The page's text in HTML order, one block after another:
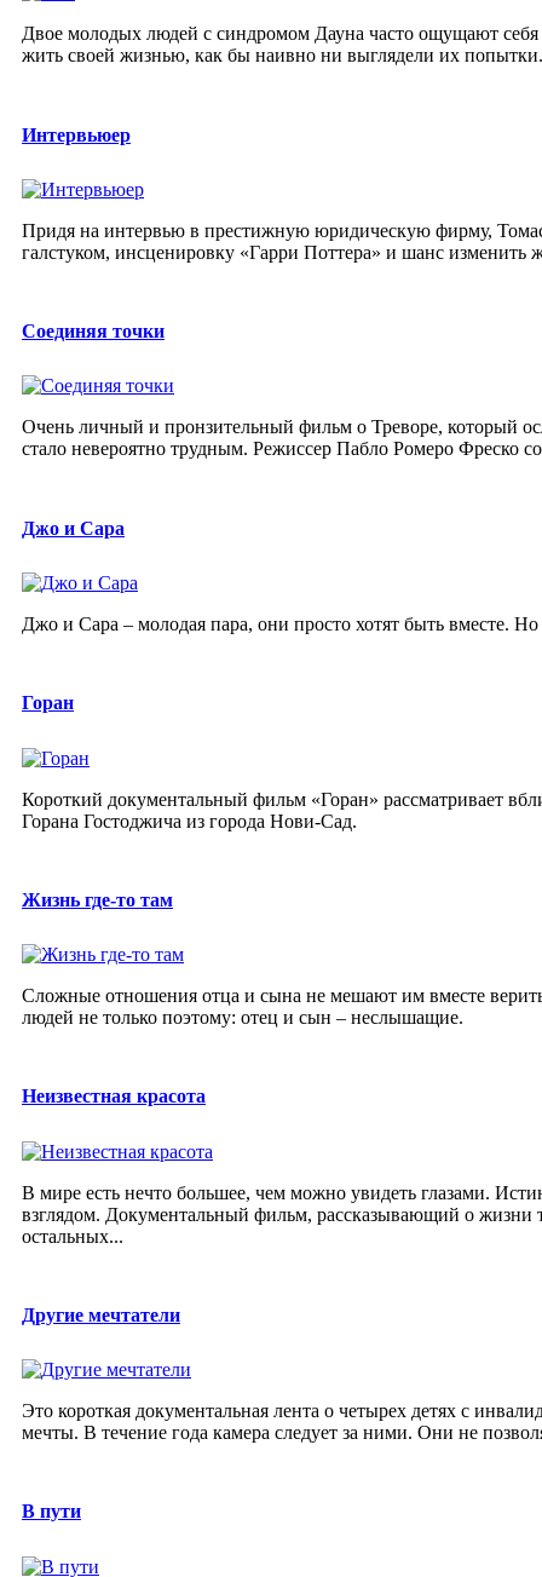
Двое молодых людей с синдромом Дауна часто ощущают
жить своей жизнью, как бы наивно ни выглядели их
Интервьюер
Придя на интервью в престижную юридическую фирму,
галстуком, инсценировку «Гарри Поттера» и шанс изменить
Соединяя точки
Очень личный и пронзительный фильм о Треворе, который
стало невероятно трудным. Режиссер Пабло Ромеро Фреско
Джо и Сара
Джо и Сара – молодая пара, они просто хотят быть вместе.
Горан
Короткий документальный фильм «Горан» рассматривает
Горана Гостоджича из города Нови-Сад.
Жизнь где-то там
Сложные отношения отца и сына не мешают им вместе
людей не только поэтому: отец и сын – неслышащие.
Неизвестная красота
В мире есть нечто большее, чем можно увидеть глазами.
взглядом. Документальный фильм, рассказывающий о жизни
остальных...
Другие мечтатели
Это короткая документальная лента о четырех детях с
мечты. В течение года камера следует за ними. Они не
В пути